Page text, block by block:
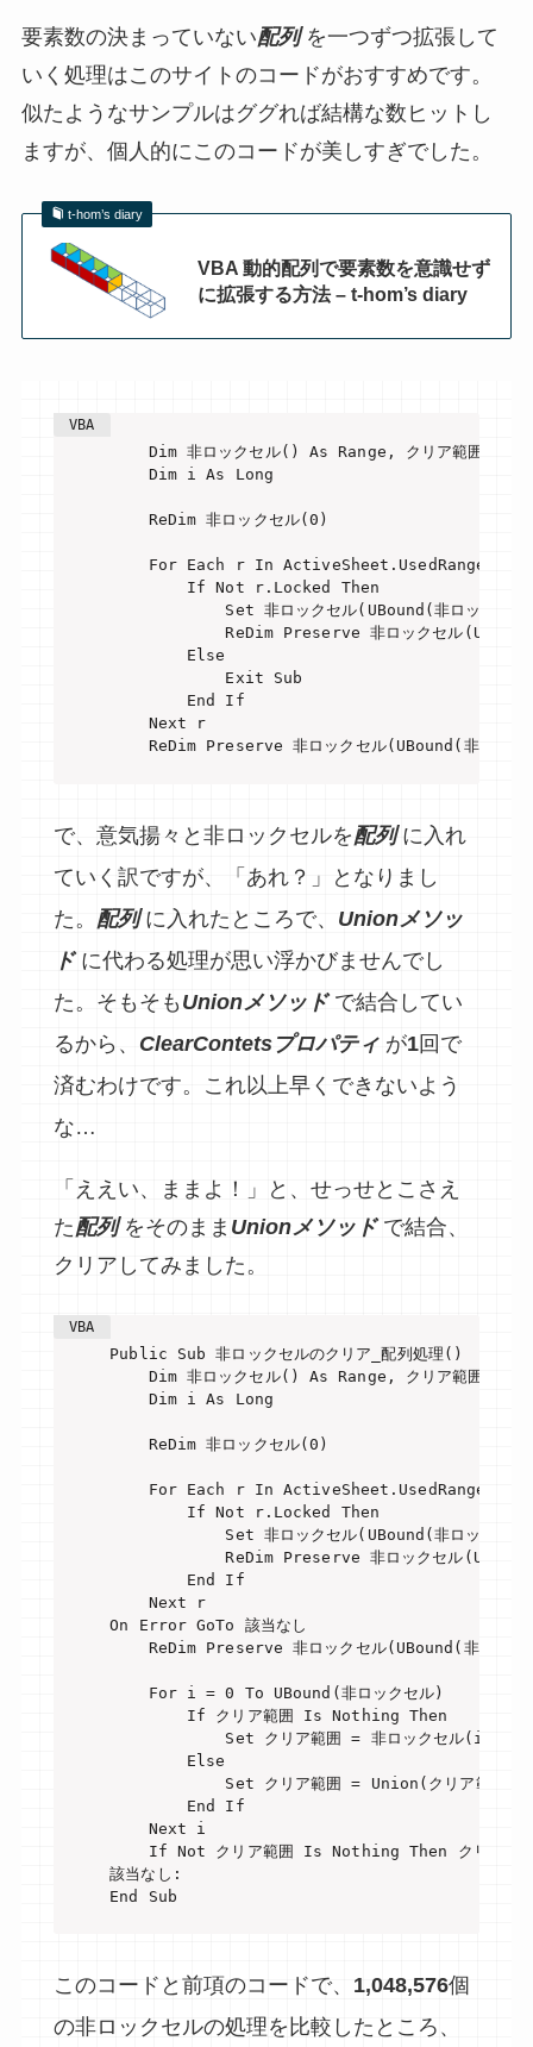
要素数の決まっていない配列を一つずつ拡張して
いく処理はこのサイトのコードがおすすめです。
似たようなサンプルはググれば結構な数ヒットし
ますが、個人的にこのコードが美しすぎでした。
t-hom’s diary
VBA 動的配列で要素数を意識せず
に拡張する方法 – t-hom’s diary
Dim 非ロックセル() As Range, クリア範囲 As
    Dim i As Long
    ReDim 非ロックセル(0)
    For Each r In ActiveSheet.UsedRange
        If Not r.Locked Then
Set 非ロックセル(UBound(非ロックセ
ReDim Preserve 非ロックセル
        Else
            Exit Sub
        End If
    Next r
ReDim Preserve 非ロックセル(UBound(非ロック
で、意気揚々と非ロックセルを配列に入れ
ていく訳ですが、「あれ？」となりまし
た。 配列に入れたところで、 Unionメソッ
ドに代わる処理が思い浮かびませんでし
た。そもそも Unionメソッドで結合してい
るから、 ClearContetsプロパティが1回で
済むわけです。これ以上早くできないよう
な…
「ええい、ままよ！」と、せっせとこさえ
た配列をそのまま Unionメソッドで結合、
クリアしてみました。
Public Sub 非ロックセルのクリア_配列処理()
Dim 非ロックセル() As Range, クリア範囲 As
    Dim i As Long
    ReDim 非ロックセル(0)
    For Each r In ActiveSheet.UsedRange
        If Not r.Locked Then
Set 非ロックセル(UBound(非ロックセ
ReDim Preserve 非ロックセル
        End If
    Next r
On Error GoTo 該当なし
ReDim Preserve 非ロックセル(UBound(非ロック
    For i = 0 To UBound(非ロックセル)
        If クリア範囲 Is Nothing Then
            Set クリア範囲 = 非ロックセル(i)
        Else
Set クリア範囲 = Union(クリア範囲,
        End If
    Next i
If Not クリア範囲 Is Nothing Then クリア範
該当なし:
End Sub
このコードと前項のコードで、 1,048,576個
の非ロックセルの処理を比較したところ、